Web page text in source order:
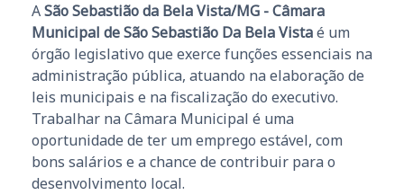
ASão Sebastião da Bela Vista/MG - Câmara
Municipal de São Sebastião Da Bela Vistaé um
órgão legislativo que exerce funções essenciais na
administração pública, atuando na elaboração de
leis municipais e na fiscalização do executivo.
Trabalhar na Câmara Municipal é uma
oportunidade de ter um emprego estável, com
bons salários e a chance de contribuir para o
desenvolvimento local.